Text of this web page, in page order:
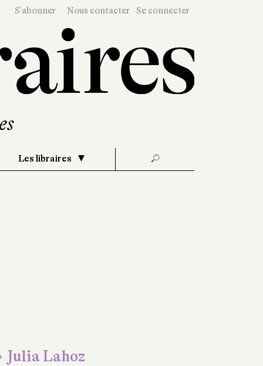
S'abonner Nous contacter Se connecter
Les libraires 🔎
Lahoz